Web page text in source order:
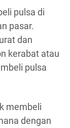
pulsa di
pasar.
dan
kerabat atau
pulsa
membeli
dengan